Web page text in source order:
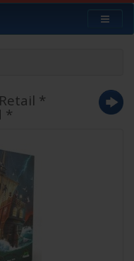
*
*